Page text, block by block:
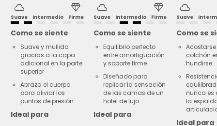
cloud
Suave Intermedio
diamond
Firme
Como se siente
Suave y mullido
gracias a la capa
adicional en la parte
superior
Abraza el cuerpo
para aliviar los
puntos de presión.
Ideal para
cloud
Suave Intermedio
diamond
Firme
Como se siente
Equilibrio perfecto
entre amortiguación
y soporte firme
Diseñado para
replicar la sensación
de las camas de un
hotel de lujo
Ideal para
cloud
Suave
Como se
colchón
hundirse.
nunca es
la
Ideal para